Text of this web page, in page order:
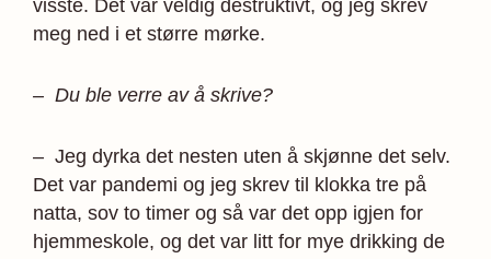
visste. Det var veldig destruktivt, og jeg skrev
meg ned i et større mørke.
– Du ble verre av å skrive?
– Jeg dyrka det nesten uten å skjønne det selv.
Det var pandemi og jeg skrev til klokka tre på
natta, sov to timer og så var det opp igjen for
hjemmeskole, og det var litt for mye drikking de